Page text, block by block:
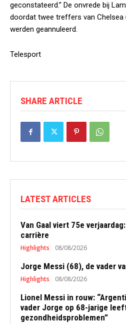
geconstateerd.” De onvrede bij
doordat twee treffers van Chelsea
werden geannuleerd.
Telesport
SHARE ARTICLE
LATEST ARTICLES
Van Gaal viert 75e
carrière
Highlights 08/08/2026
Jorge Messi (68), de vader
Highlights 08/08/2026
Lionel Messi in rouw:
vader Jorge op 68-jarige
gezondheidsproblemen”